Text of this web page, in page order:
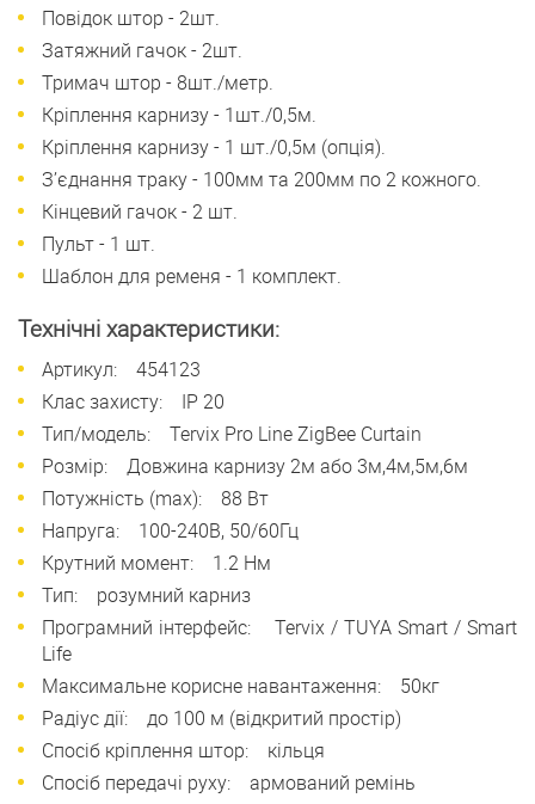
Повідок штор - 2шт.
Затяжний гачок - 2шт.
Тримач штор - 8шт./метр.
Кріплення карнизу - 1шт./0,5м.
Кріплення карнизу - 1 шт./0,5м (опція).
З’єднання траку - 100мм та 200мм по 2 кожного.
Кінцевий гачок - 2 шт.
Пульт - 1 шт.
Шаблон для ременя - 1 комплект.
Технічні характеристики:
Артикул: 454123
Клас захисту: IP 20
Тип/модель: Tervix Pro Line ZigBee Curtain
Розмір: Довжина карнизу 2м або 3м,4м,5м,6м
Потужність (max): 88 Вт
Напруга: 100-240В, 50/60Гц
Крутний момент: 1.2 Нм
Тип: розумний карниз
Програмний інтерфейс: Tervix / TUYA Smart / Smart
Life
Максимальне корисне навантаження: 50кг
Радіус дії: до 100 м (відкритий простір)
Спосіб кріплення штор: кільця
Спосіб передачі руху: армований ремінь